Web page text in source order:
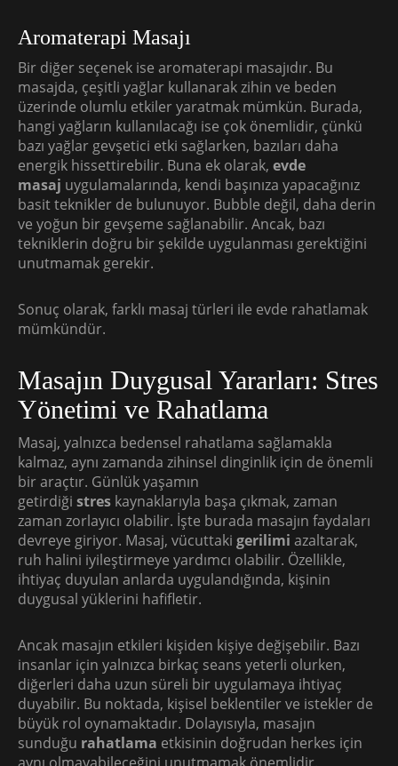
Aromaterapi Masajı
Bir diğer seçenek ise aromaterapi masajıdır. Bu
masajda, çeşitli yağlar kullanarak zihin ve beden
üzerinde olumlu etkiler yaratmak mümkün. Burada,
hangi yağların kullanılacağı ise çok önemlidir, çünkü
bazı yağlar gevşetici etki sağlarken, bazıları daha
energik hissettirebilir. Buna ek olarak, evde
masaj uygulamalarında, kendi başınıza yapacağınız
basit teknikler de bulunuyor. Bubble değil, daha derin
ve yoğun bir gevşeme sağlanabilir. Ancak, bazı
tekniklerin doğru bir şekilde uygulanması gerektiğini
unutmamak gerekir.
Sonuç olarak, farklı masaj türleri ile evde rahatlamak
mümkündür.
Masajın Duygusal Yararları: Stres
Yönetimi ve Rahatlama
Masaj, yalnızca bedensel rahatlama sağlamakla
kalmaz, aynı zamanda zihinsel dinginlik için de önemli
bir araçtır. Günlük yaşamın
getirdiği stres kaynaklarıyla başa çıkmak, zaman
zaman zorlayıcı olabilir. İşte burada masajın faydaları
devreye giriyor. Masaj, vücuttaki gerilimi azaltarak,
ruh halini iyileştirmeye yardımcı olabilir. Özellikle,
ihtiyaç duyulan anlarda uygulandığında, kişinin
duygusal yüklerini hafifletir.
Ancak masajın etkileri kişiden kişiye değişebilir. Bazı
insanlar için yalnızca birkaç seans yeterli olurken,
diğerleri daha uzun süreli bir uygulamaya ihtiyaç
duyabilir. Bu noktada, kişisel beklentiler ve istekler de
büyük rol oynamaktadır. Dolayısıyla, masajın
sunduğu rahatlama etkisinin doğrudan herkes için